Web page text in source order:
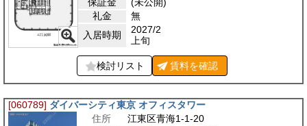
保証金
(未公開)
礼金
無
入居時期
2027/2
上旬
検討リスト 賃料を確認
[060789] ダイバーシティ東京 オフィスタワー
住所
江東区青海1-1-20